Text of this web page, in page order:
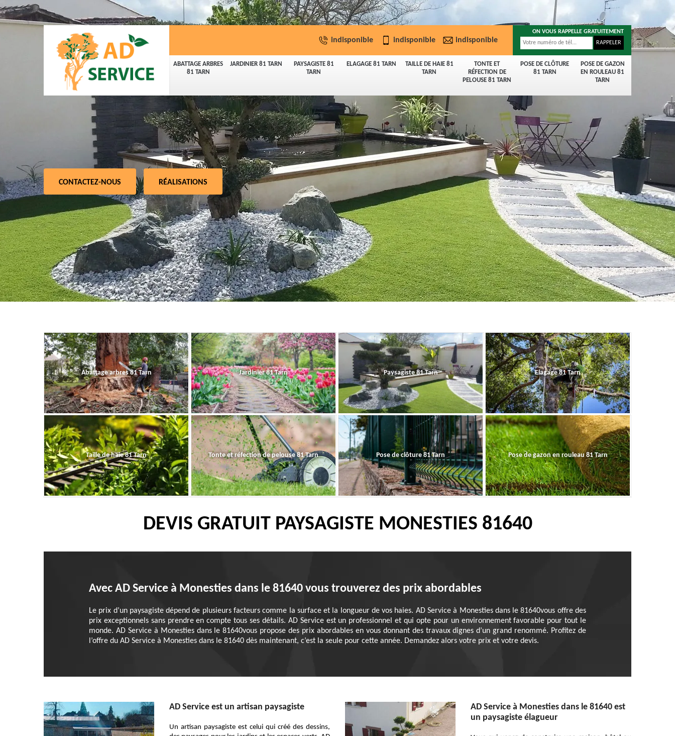
ABATTAGE ARBRES
81 TARN
JARDINIER 81 TARN
PAYSAGISTE 81
TARN
ELAGAGE 81 TARN
TAILLE DE HAIE 81
TARN
TONTE ET
RÉFECTION DE
PELOUSE 81 TARN
POSE DE CLÔTURE
81 TARN
POSE DE GAZON
EN ROULEAU 81
TARN
indisponible indisponible indisponible
ON VOUS RAPPELLE GRATUITEMENT
CONTACTEZ-NOUS RÉALISATIONS
Abattage arbres 81 Tarn Jardinier 81 Tarn Paysagiste 81 Tarn Elagage 81 Tarn
Taille de haie 81 Tarn Tonte et réfection de pelouse 81 Tarn Pose de clôture 81 Tarn Pose de gazon en rouleau 81 Tarn
DEVIS GRATUIT PAYSAGISTE MONESTIES 81640
Avec AD Service à Monesties dans le 81640 vous trouverez des prix abordables
Le prix d’un paysagiste dépend de plusieurs facteurs comme la surface et la longueur de vos haies. AD Service à Monesties dans le 81640vous offre des
prix exceptionnels sans prendre en compte tous ses détails. AD Service est un professionnel et qui opte pour un environnement favorable pour tout le
monde. AD Service à Monesties dans le 81640vous propose des prix abordables en vous donnant des travaux dignes d’un grand renommé. Profitez de
l’offre du AD Service à Monesties dans le 81640 dès maintenant, c’est la seule pour cette année. Demandez alors votre prix et votre devis.
AD Service est un artisan paysagiste
Un artisan paysagiste est celui qui créé des dessins,
AD Service à Monesties dans le 81640 est
un paysagiste élagueur